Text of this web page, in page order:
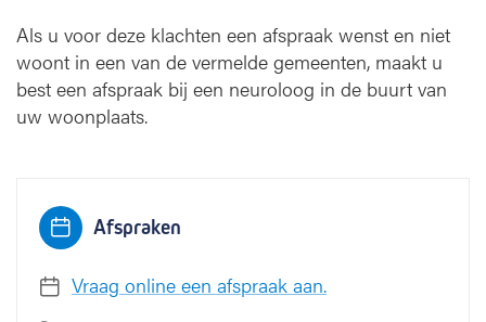
Als u voor deze klachten een afspraak wenst en niet
woont in een van de vermelde gemeenten, maakt u
best een afspraak bij een neuroloog in de buurt van
uw woonplaats.
Afspraken
Vraag online een afspraak aan.